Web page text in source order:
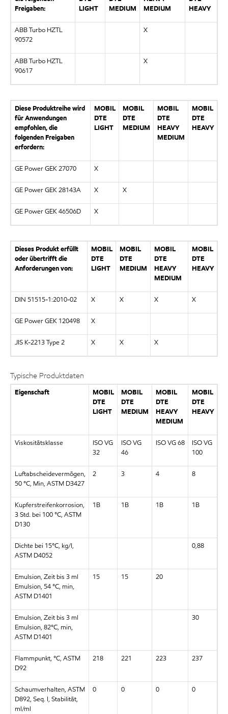
Freigaben:
LIGHT
MEDIUM
MEDIUM
HEAVY
ABB Turbo HZTL
90572
X
ABB Turbo HZTL
90617
X
Diese Produktreihe wird
für Anwendungen
empfohlen, die
folgenden Freigaben
erfordern:
MOBIL
DTE
LIGHT
MOBIL
DTE
MEDIUM
MOBIL
DTE
HEAVY
MEDIUM
MOBIL
DTE
HEAVY
GE Power GEK 27070 X
GE Power GEK 28143A X X
GE Power GEK 46506D X
Dieses Produkt erfüllt
oder übertrifft die
Anforderungen von:
MOBIL
DTE
LIGHT
MOBIL
DTE
MEDIUM
MOBIL
DTE
HEAVY
MEDIUM
MOBIL
DTE
HEAVY
DIN 51515-1:2010-02 X X X X
GE Power GEK 120498 X
JIS K-2213 Type 2 X X X
Typische Produktdaten
Eigenschaft
MOBIL
DTE
LIGHT
MOBIL
DTE
MEDIUM
MOBIL
DTE
HEAVY
MEDIUM
MOBIL
DTE
HEAVY
Viskositätsklasse
ISO VG
32
ISO VG
46
ISO VG 68
ISO VG
100
Luftabscheidevermögen,
50 °C, Min, ASTM D3427
2 3 4 8
Kupferstreifenkorrosion,
3 Std. bei 100 °C, ASTM
D130
1B 1B 1B 1B
Dichte bei 15°C, kg/l,
ASTM D4052
0,88
Emulsion, Zeit bis 3 ml
Emulsion, 54 °C, min,
ASTM D1401
15 15 20
Emulsion, Zeit bis 3 ml
Emulsion, 82°C, min,
ASTM D1401
30
Flammpunkt, °C, ASTM
D92
218 221 223 237
Schaumverhalten, ASTM
D892, Seq. I, Stabilität,
ml/ml
0 0 0 0